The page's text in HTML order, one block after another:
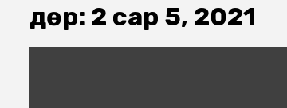
Өдөр: 2 сар 5, 2021